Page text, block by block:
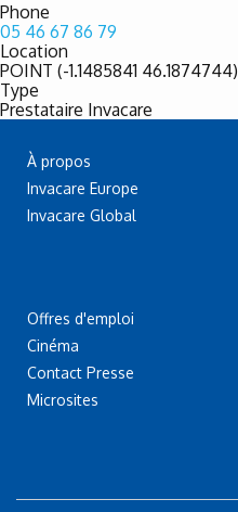
Phone
05 46 67 86 79
Location
POINT (-1.1485841 46.1874744)
Type
Prestataire Invacare
À propos
Invacare Europe
Invacare Global
Offres d'emploi
Cinéma
Contact Presse
Microsites